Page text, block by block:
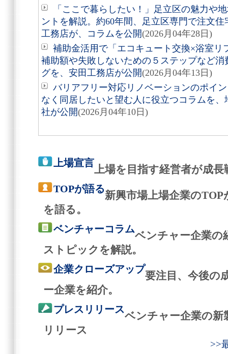
「ここで暮らしたい！」足立区の魅力や
ントを解説。約60年間、足立区専門で注文
工務店が、コラムを公開(2026月04年28日)
補助金活用で「エコキュート交換×浴室リ
補助額や失敗しないための５ステップなど
グを、安田工務店が公開(2026月04年13日)
バリアフリー対応リノベーションのポイ
なく同居したいと望む人に役立つコラムを
社が公開(2026月04年10日)
上場宣言
上場を目指す経営者が成
TOPが語る
新興市場上場企業の
を語る。
ベンチャーコラム
ベンチャー企業の
ストピックを解説。
企業クローズアップ
要注目、今後の
ー企業を紹介。
プレスリリース
ベンチャー企業の新
リリース
>>